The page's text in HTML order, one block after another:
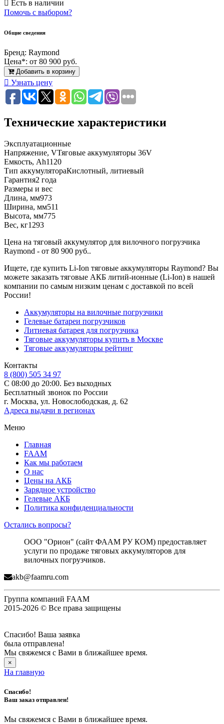
Есть в наличии
Помочь с выбором?
Общие сведения
Бренд: Raymond
Цена*: от 80 900 руб.
Добавить в корзину
Узнать цену
Технические характеристики
Эксплуатационные
Напряжение, VТяговые аккумуляторы 36V
Емкость, Ah1120
Тип аккумулятораКислотный, литиевый
Гарантия2 года
Размеры и вес
Длина, мм973
Ширина, мм511
Высота, мм775
Вес, кг1293
Цена на тяговый аккумулятор для вилочного погрузчика
Raymond - от 80 900 руб..
Ищете, где купить Li-Ion тяговые аккумуляторы Raymond? Вы
можете заказать тяговые АКБ литий-ионные (Li-Ion) в нашей
компании по самым низким ценам с доставкой по всей
России!
Аккумуляторы на вилочные погрузчики
Гелевые батареи погрузчиков
Литиевая батарея для погрузчика
Тяговые аккумуляторы купить в Москве
Тяговые аккумуляторы рейтинг
Контакты
8 (800) 505 34 97
С 08:00 до 20:00. Без выходных
Бесплатный звонок по России
г. Москва, ул. Новослободская, д. 62
Адреса выдачи в регионах
Меню
Главная
FAAM
Как мы работаем
О нас
Цены на АКБ
Зарядное устройство
Гелевые АКБ
Политика конфиденциальности
Остались вопросы?
ООО "Орион" (сайт ФААМ РУ КОМ) предоставляет
услуги по продаже тяговых аккумуляторов для
вилочных погрузчиков.
akb@faamru.com
Группа компаний FAAM
2015-2026 © Все права защищены
Спасибо! Ваша заявка
была отправлена!
Мы свяжемся с Вами в ближайшее время.
×
На главную
Спасибо!
Ваш заказ отправлен!
Мы свяжемся с Вами в ближайшее время.